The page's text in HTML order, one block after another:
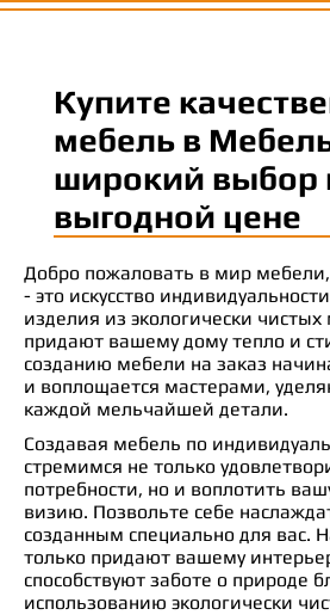
Купите
мебель в
широкий выбор
выгодной цене
Добро пожаловать в мир
- это искусство
изделия из экологически
придают вашему дому тепло и
созданию мебели на заказ
и воплощается мастерами,
каждой мельчайшей детали.
Создавая мебель по
стремимся не только
потребности, но и воплотить
визию. Позвольте себе
созданным специально для вас.
только придают вашему
способствуют заботе о природе
использованию экологически